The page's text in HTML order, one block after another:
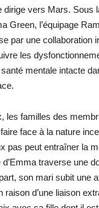
dirige vers Mars. Sous
Green, l’équipage
par une collaboration
les
mentale intacte
les familles des
face à la nature
pas peut entraîner la
traverse une
son mari subit une
raison d’une liaison